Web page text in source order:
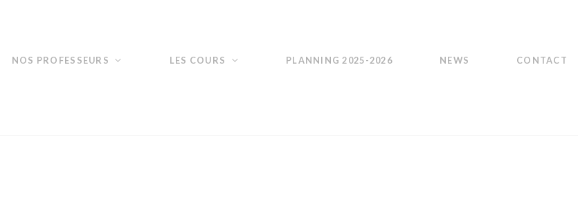
NOS PROFESSEURS LES COURS PLANNING 2025-2026 NEWS CONTACT